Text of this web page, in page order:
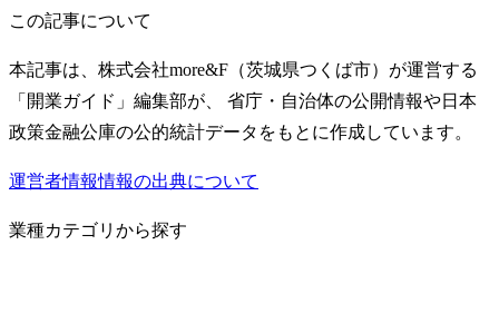
この記事について
本記事は、株式会社more&F（茨城県つくば市）が運営する
「開業ガイド」編集部が、 省庁・自治体の公開情報や日本
政策金融公庫の公的統計データをもとに作成しています。
運営者情報情報の出典について
業種カテゴリから探す